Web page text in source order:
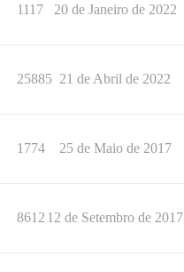
1117 20 de Janeiro de 2022
25885 21 de Abril de 2022
1774 25 de Maio de 2017
8612 12 de Setembro de 2017